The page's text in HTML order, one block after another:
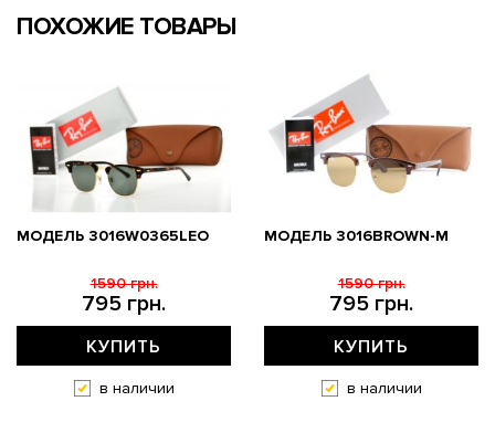
ПОХОЖИЕ ТОВАРЫ
МОДЕЛЬ 3016W0365LEO
795 грн.
1590 грн.
КУПИТЬ
в наличии
МОДЕЛЬ 3016BROWN-M
795 грн.
1590 грн.
КУПИТЬ
в наличии